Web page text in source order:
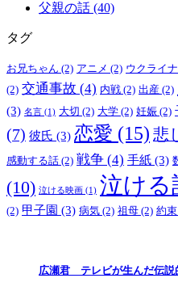
父親の話 (40)
タグ
お兄ちゃん (2) アニメ (2) ウクライナ
(2) 交通事故 (4) 内戦 (2) 出産 (2)
(3) 名言 (1) 大切 (2) 大学 (2) 妊娠 (2)
(7) 彼氏 (3) 恋愛 (15) 悲
感動する話 (2) 戦争 (4) 手紙 (3)
(10) 泣ける映画 (1) 泣ける
(2) 甲子園 (3) 病気 (2) 祖母 (2) 約束
広瀬君 テレビが生んだ伝